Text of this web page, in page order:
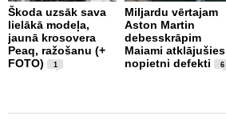
Škoda uzsāk sava
lielākā modeļa,
jaunā krosovera
Peaq, ražošanu (+
FOTO)
1
Miljardu vērtajam
Aston Martin
debesskrāpim
Maiami atklājušies
nopietni defekti
6